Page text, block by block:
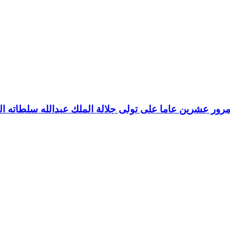
عشرين عاما على تولى جلالة الملك عبدالله سلطاته